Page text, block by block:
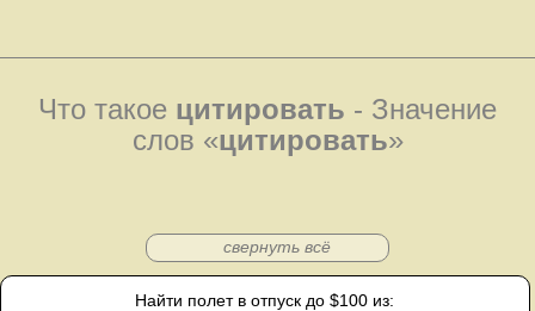
Что такое цитировать - Значение
слов «цитировать»
свернуть всё
Найти полет в отпуск до $100 из: